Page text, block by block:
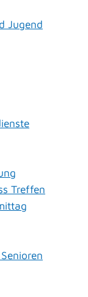
Jugend
Treffen